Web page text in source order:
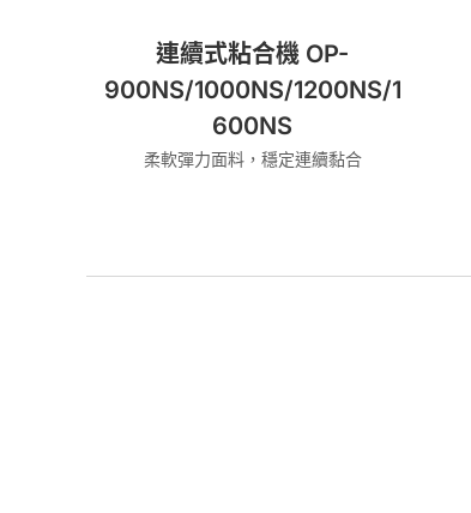
連續式粘合機 OP-
900NS/1000NS/1200NS/1
600NS
柔軟彈力面料，穩定連續黏合